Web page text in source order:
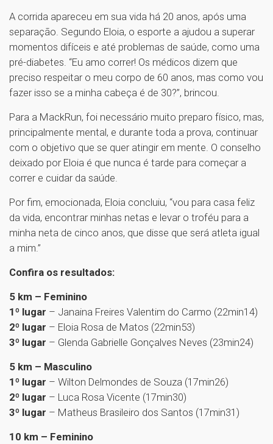
A corrida apareceu em sua vida há 20 anos, após uma
separação. Segundo Eloia, o esporte a ajudou a superar
momentos difíceis e até problemas de saúde, como uma
pré-diabetes. “Eu amo correr! Os médicos dizem que
preciso respeitar o meu corpo de 60 anos, mas como vou
fazer isso se a minha cabeça é de 30?”, brincou.
Para a MackRun, foi necessário muito preparo físico, mas,
principalmente mental, e durante toda a prova, continuar
com o objetivo que se quer atingir em mente. O conselho
deixado por Eloia é que nunca é tarde para começar a
correr e cuidar da saúde.
Por fim, emocionada, Eloia concluiu, “vou para casa feliz
da vida, encontrar minhas netas e levar o troféu para a
minha neta de cinco anos, que disse que será atleta igual
a mim.”
Confira os resultados:
5 km – Feminino
1º lugar – Janaina Freires Valentim do Carmo (22min14)
2º lugar – Eloia Rosa de Matos (22min53)
3º lugar – Glenda Gabrielle Gonçalves Neves (23min24)
5 km – Masculino
1º lugar – Wilton Delmondes de Souza (17min26)
2º lugar – Luca Rosa Vicente (17min30)
3º lugar – Matheus Brasileiro dos Santos (17min31)
10 km – Feminino